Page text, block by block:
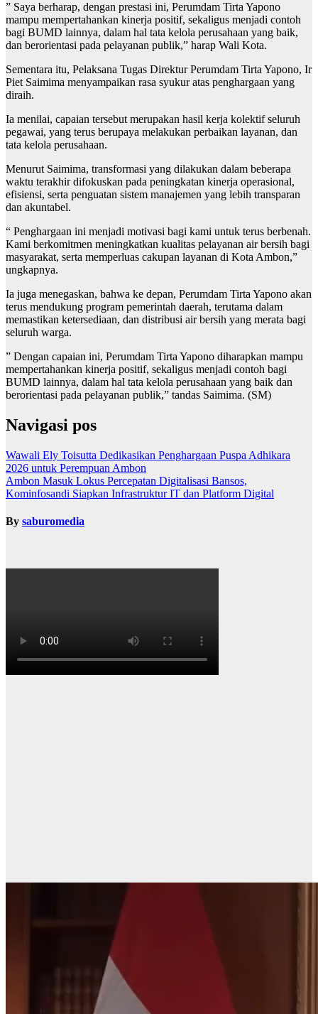
” Saya berharap, dengan prestasi ini, Perumdam Tirta Yapono
mampu mempertahankan kinerja positif, sekaligus menjadi contoh
bagi BUMD lainnya, dalam hal tata kelola perusahaan yang baik,
dan berorientasi pada pelayanan publik,” harap Wali Kota.
Sementara itu, Pelaksana Tugas Direktur Perumdam Tirta Yapono, Ir
Piet Saimima menyampaikan rasa syukur atas penghargaan yang
diraih.
Ia menilai, capaian tersebut merupakan hasil kerja kolektif seluruh
pegawai, yang terus berupaya melakukan perbaikan layanan, dan
tata kelola perusahaan.
Menurut Saimima, transformasi yang dilakukan dalam beberapa
waktu terakhir difokuskan pada peningkatan kinerja operasional,
efisiensi, serta penguatan sistem manajemen yang lebih transparan
dan akuntabel.
“ Penghargaan ini menjadi motivasi bagi kami untuk terus berbenah.
Kami berkomitmen meningkatkan kualitas pelayanan air bersih bagi
masyarakat, serta memperluas cakupan layanan di Kota Ambon,”
ungkapnya.
Ia juga menegaskan, bahwa ke depan, Perumdam Tirta Yapono akan
terus mendukung program pemerintah daerah, terutama dalam
memastikan ketersediaan, dan distribusi air bersih yang merata bagi
seluruh warga.
” Dengan capaian ini, Perumdam Tirta Yapono diharapkan mampu
mempertahankan kinerja positif, sekaligus menjadi contoh bagi
BUMD lainnya, dalam hal tata kelola perusahaan yang baik dan
berorientasi pada pelayanan publik,” tandas Saimima. (SM)
Navigasi pos
Wawali Ely Toisutta Dedikasikan Penghargaan Puspa Adhikara
2026 untuk Perempuan Ambon
Ambon Masuk Lokus Percepatan Digitalisasi Bansos,
Kominfosandi Siapkan Infrastruktur IT dan Platform Digital
By saburomedia